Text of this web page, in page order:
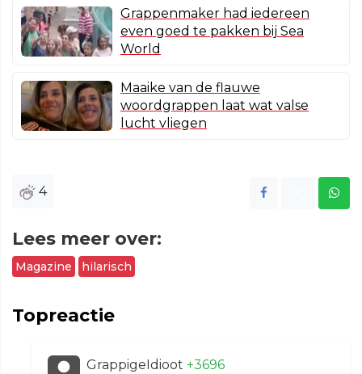
Grappenmaker had iedereen
even goed te pakken bij Sea
World
Maaike van de flauwe
woordgrappen laat wat valse
lucht vliegen
4
Lees meer over:
Magazine hilarisch
Topreactie
GrappigeIdioot +3696